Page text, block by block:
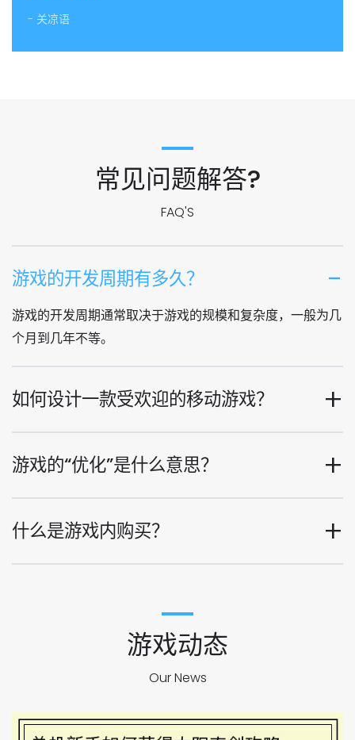
- 关凉语
常见问题解答?
FAQ'S
游戏的开发周期有多久？
游戏的开发周期通常取决于游戏的规模和复杂度，一般为几
个月到几年不等。
如何设计一款受欢迎的移动游戏？
游戏的“优化”是什么意思？
什么是游戏内购买？
游戏动态
Our News